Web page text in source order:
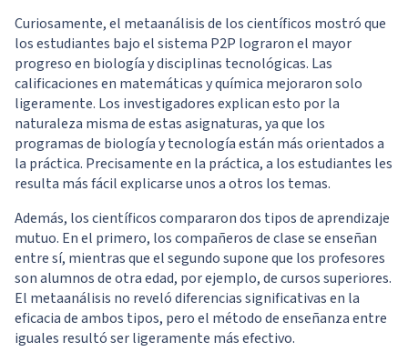
Curiosamente, el metaanálisis de los científicos mostró que
los estudiantes bajo el sistema P2P lograron el mayor
progreso en biología y disciplinas tecnológicas. Las
calificaciones en matemáticas y química mejoraron solo
ligeramente. Los investigadores explican esto por la
naturaleza misma de estas asignaturas, ya que los
programas de biología y tecnología están más orientados a
la práctica. Precisamente en la práctica, a los estudiantes les
resulta más fácil explicarse unos a otros los temas.
Además, los científicos compararon dos tipos de aprendizaje
mutuo. En el primero, los compañeros de clase se enseñan
entre sí, mientras que el segundo supone que los profesores
son alumnos de otra edad, por ejemplo, de cursos superiores.
El metaanálisis no reveló diferencias significativas en la
eficacia de ambos tipos, pero el método de enseñanza entre
iguales resultó ser ligeramente más efectivo.